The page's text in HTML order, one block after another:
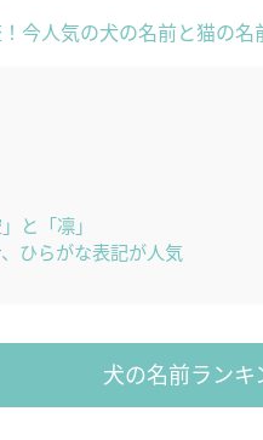
今人気の犬の名前と猫の
と「凛」
ひらがな表記が人気
犬の名前ランキ